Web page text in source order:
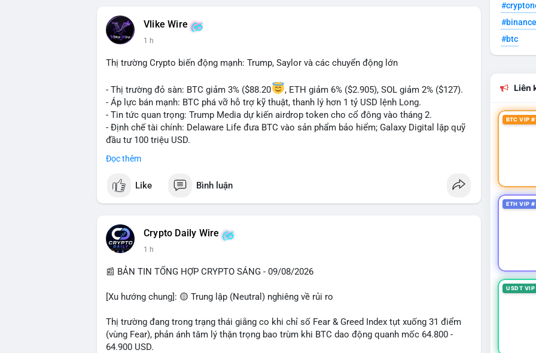
💡 NHẬN ĐỊNH & KHUYẾN NGHỊ: Tâm lý thị trường phân cực. Sợ hãi do chỉ số thấp nhưng
xu hướng memecoin và tin tức tích cực (BTC ETF, SKR) tạo áp lực lên giá. Rủi ro từ các đề
nhân.
📊 Nguồn: Radar Tâm Lý Thị Trường
Vlike Wire
1 h
Thị trường Crypto biến động mạnh: Trump, Saylor và các chuyển động lớn
- Thị trường đỏ sàn: BTC giảm 3% ($88.20
, ETH giảm 6% ($2.905), SOL giảm 2% ($127).
- Áp lực bán mạnh: BTC phá vỡ hỗ trợ kỹ thuật, thanh lý hơn 1 tỷ USD lệnh Long.
- Tin tức quan trọng: Trump Media dự kiến airdrop token cho cổ đông vào tháng 2.
- Định chế tài chính: Delaware Life đưa BTC vào sản phẩm bảo hiểm; Galaxy Digital lập quỹ
đầu tư 100 triệu USD.
- Pháp lý: CEO Coinbase thúc đẩy khung pháp lý tại Davos; Bồ Đào Nha chặn Polymarket.
#binancesquare #cryptonews
$btc $eth $sol $xrp
#vlikevn #titanbot
📰 Nguồn: Decrypt
Đọc thêm
Like Bình luận
Crypto Daily Wire
1 h
📰 BẢN TIN TỔNG HỢP CRYPTO SÁNG - 09/08/2026
[Xu hướng chung]: 🟡 Trung lập (Neutral) nghiêng về rủi ro
Thị trường đang trong trạng thái giằng co khi chỉ số Fear & Greed Index tụt xuống 31 điểm
(vùng Fear), phản ánh tâm lý thận trọng bao trùm khi BTC dao động quanh mốc 64.800 -
64.900 USD.
#btc
Liên
BTC VIP
ETH VIP
USDT